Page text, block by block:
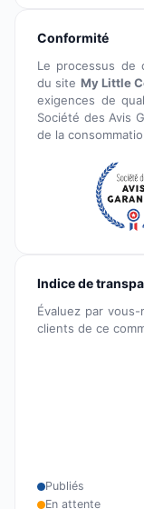
Conformité
Le processus de
du site My Little
exigences de
Société des Avis
de la
Indice de
Évaluez par
clients de ce
Publiés
En attente